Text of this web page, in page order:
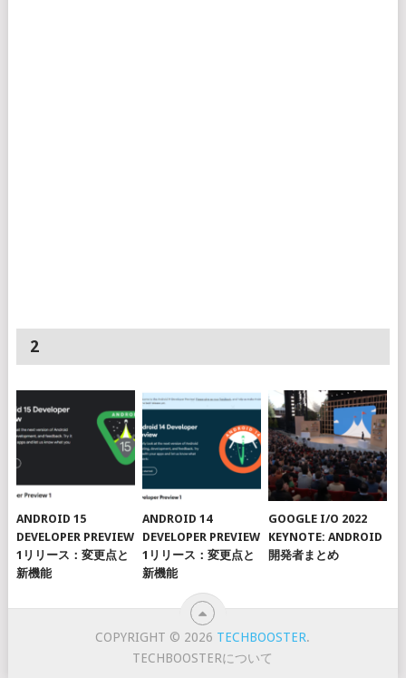
2
ANDROID 15
DEVELOPER PREVIEW
1リリース：変更点と
新機能
ANDROID 14
DEVELOPER PREVIEW
1リリース：変更点と
新機能
GOOGLE I/O 2022
KEYNOTE: ANDROID
開発者まとめ
COPYRIGHT © 2026 TECHBOOSTER.
TECHBOOSTERについて